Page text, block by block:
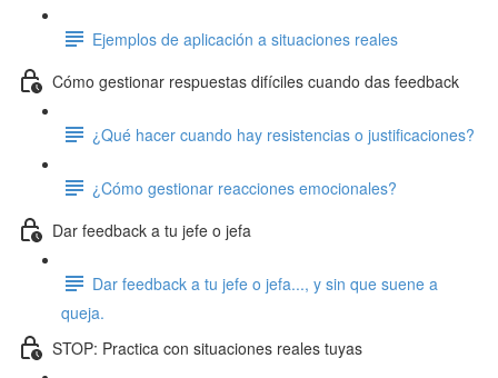
Ejemplos de aplicación a situaciones reales
Cómo gestionar respuestas difíciles cuando das feedback
¿Qué hacer cuando hay resistencias o justificaciones?
¿Cómo gestionar reacciones emocionales?
Dar feedback a tu jefe o jefa
Dar feedback a tu jefe o jefa..., y sin que suene a
queja.
STOP: Practica con situaciones reales tuyas